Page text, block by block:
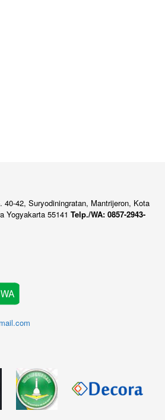
40-42, Suryodiningratan, Mantrijeron, Kota
Yogyakarta 55141 Telp./WA: 0857-2943-